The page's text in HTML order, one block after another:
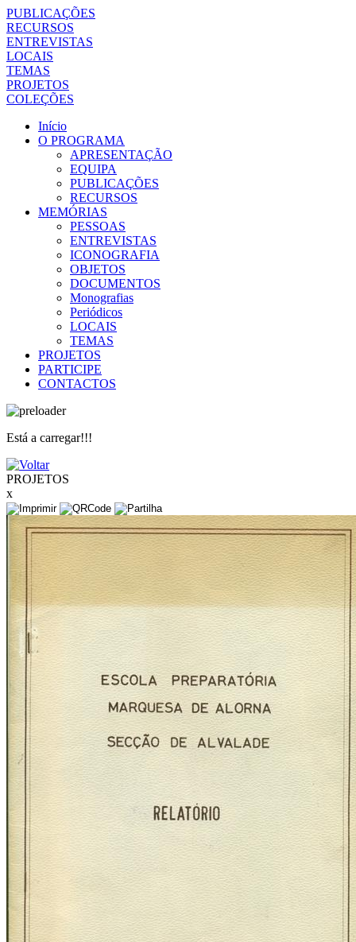
PUBLICAÇÕES
RECURSOS
ENTREVISTAS
LOCAIS
TEMAS
PROJETOS
COLEÇÕES
Início
O PROGRAMA
APRESENTAÇÃO
EQUIPA
PUBLICAÇÕES
RECURSOS
MEMÓRIAS
PESSOAS
ENTREVISTAS
ICONOGRAFIA
OBJETOS
DOCUMENTOS
Monografias
Periódicos
LOCAIS
TEMAS
PROJETOS
PARTICIPE
CONTACTOS
Está a carregar!!!
PROJETOS
x